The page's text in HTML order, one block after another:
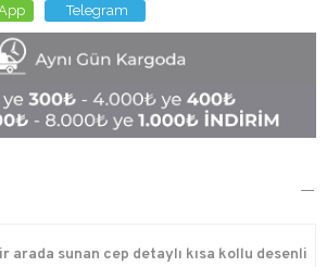
Telegram
arada sunan cep detaylı kısa kollu desenli